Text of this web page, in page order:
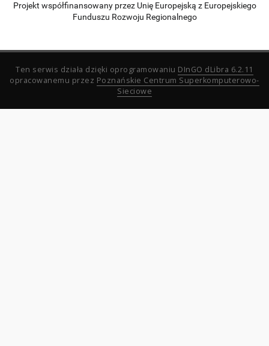
Projekt współfinansowany przez Unię Europejską z Europejskiego
Funduszu Rozwoju Regionalnego
Ten serwis działa dzięki oprogramowaniu DInGO dLibra 6.2.11
opracowanemu przez Poznańskie Centrum Superkomputerowo-
Sieciowe